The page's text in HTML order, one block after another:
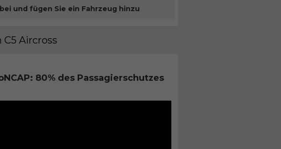
und fügen Sie ein Fahrzeug hinzu
Aircross
80% des Passagierschutzes